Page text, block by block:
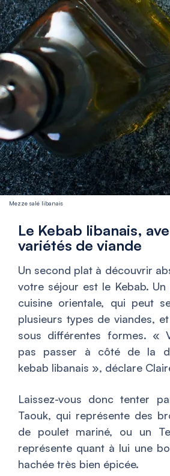
Mezze salé libanais
Le Kebab libanais,
variétés de viande
Un second plat à découvrir
votre séjour est le Kebab.
cuisine orientale, qui peut
plusieurs types de viandes,
sous différentes formes. «
pas passer à côté de la
kebab libanais », déclare
Laissez-vous donc tenter
Taouk, qui représente des
de poulet mariné, ou un
représente quant à lui une
hachée très bien épicée.